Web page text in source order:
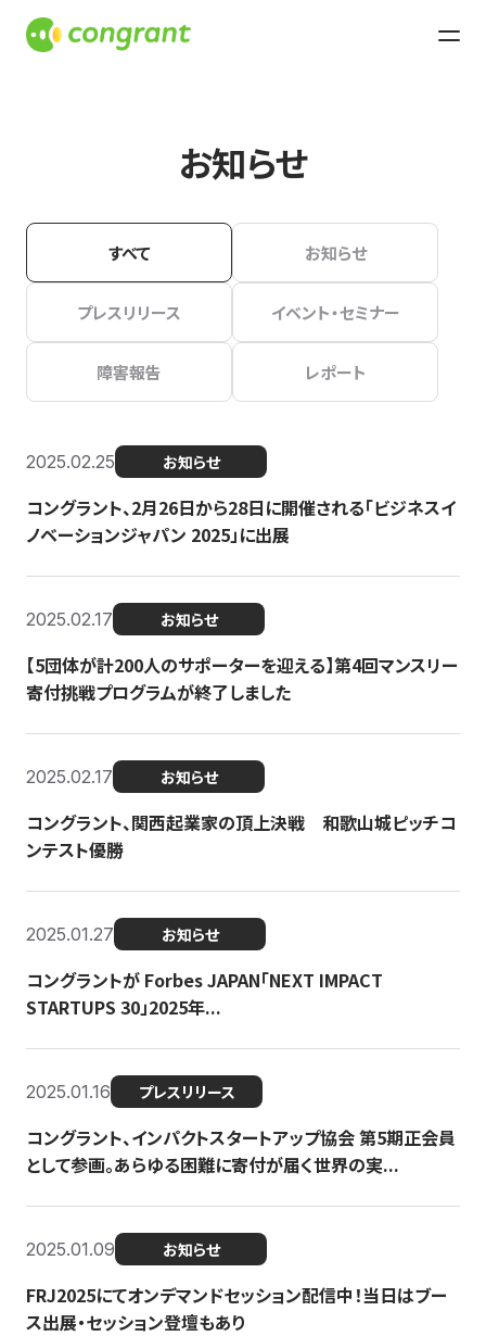
お知らせ
すべて お知らせ
プレスリリース イベント・セミナー
障害報告 レポート
2025.02.25 お知らせ
コングラント、2月26日から28日に開催される「ビジネスイ
ノベーションジャパン 2025」に出展
2025.02.17 お知らせ
【5団体が計200人のサポーターを迎える】​​第4回マンスリー
寄付挑戦プログラムが終了しました
2025.02.17 お知らせ
コングラント、関西起業家の頂上決戦 和歌山城ピッチコ
ンテスト優勝
2025.01.27 お知らせ
コングラントが Forbes JAPAN「NEXT IMPACT
STARTUPS 30」2025年...
2025.01.16 プレスリリース
コングラント、インパクトスタートアップ協会 第5期正会員
として参画。あらゆる困難に寄付が届く世界の実...
2025.01.09 お知らせ
FRJ2025にてオンデマンドセッション配信中！当日はブー
ス出展・セッション登壇もあり